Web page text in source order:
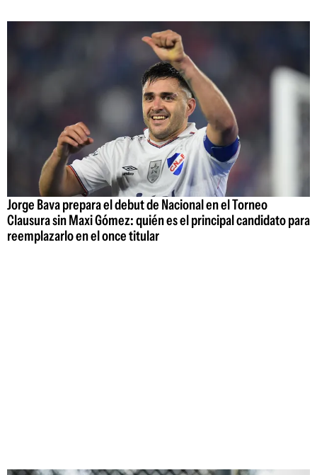
Jorge Bava prepara el debut de Nacional en el Torneo
Clausura sin Maxi Gómez: quién es el principal candidato para
reemplazarlo en el once titular